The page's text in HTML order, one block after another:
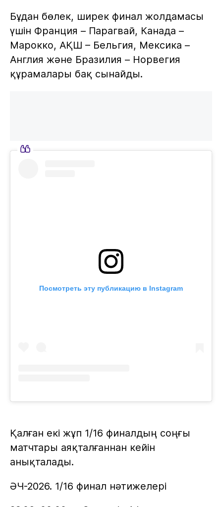
Бұдан бөлек, ширек финал жолдамасы
үшін Франция – Парагвай, Канада –
Марокко, АҚШ – Бельгия, Мексика –
Англия және Бразилия – Норвегия
құрамалары бақ сынайды.
Посмотреть эту публикацию в Instagram
Қалған екі жұп 1/16 финалдың соңғы
матчтары аяқталғаннан кейін
анықталады.
ӘЧ-2026. 1/16 финал нәтижелері